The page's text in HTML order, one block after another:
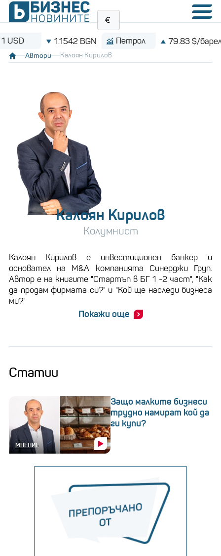
1.1542 BGN Петрол 79.83 $/барел
Автори Калоян Кирилов
Калоян Кирилов
Колумнист
Калоян Кирилов е инвестиционен банкер и
основател на M&A компанията Синерджи Груп.
Автор е на книгите "Стартъп в БГ 1 -2 част", "Как
да продам фирмата си?" и "Кой ще наследи бизнеса
ми?"
Покажи още
Статии
МНЕНИЕ
Защо малките бизнеси
трудно намират кой да
ги купи?